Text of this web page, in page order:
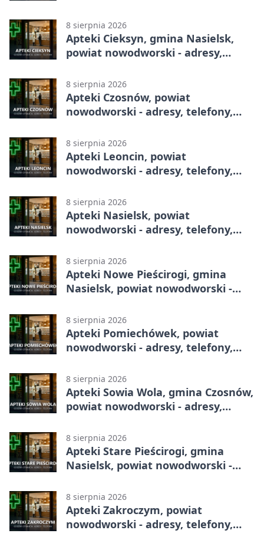
8 sierpnia 2026
Apteki Cieksyn, gmina Nasielsk,
powiat nowodworski - adresy,
8 sierpnia 2026
Apteki Czosnów, powiat
nowodworski - adresy, telefony,
8 sierpnia 2026
Apteki Leoncin, powiat
nowodworski - adresy, telefony,
8 sierpnia 2026
Apteki Nasielsk, powiat
nowodworski - adresy, telefony,
8 sierpnia 2026
Apteki Nowe Pieścirogi, gmina
Nasielsk, powiat nowodworski -
8 sierpnia 2026
Apteki Pomiechówek, powiat
nowodworski - adresy, telefony,
8 sierpnia 2026
Apteki Sowia Wola, gmina Czosnów,
powiat nowodworski - adresy,
8 sierpnia 2026
Apteki Stare Pieścirogi, gmina
Nasielsk, powiat nowodworski -
8 sierpnia 2026
Apteki Zakroczym, powiat
nowodworski - adresy, telefony,